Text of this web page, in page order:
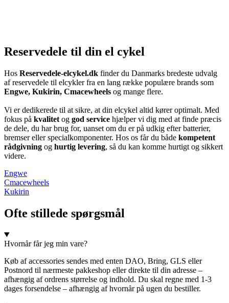
Reservedele til din el cykel
Hos Reservedele-elcykel.dk finder du Danmarks bredeste udvalg
af reservedele til elcykler fra en lang række populære brands som
Engwe, Kukirin, Cmacewheels og mange flere.
Vi er dedikerede til at sikre, at din elcykel altid kører optimalt. Med
fokus på kvalitet og god service hjælper vi dig med at finde præcis
de dele, du har brug for, uanset om du er på udkig efter batterier,
bremser eller specialkomponenter. Hos os får du både kompetent
rådgivning og hurtig levering, så du kan komme hurtigt og sikkert
videre.
Engwe
Cmacewheels
Kukirin
Ofte stillede spørgsmål
Hvornår får jeg min vare?
Køb af accessories sendes med enten DAO, Bring, GLS eller
Postnord til nærmeste pakkeshop eller direkte til din adresse –
afhængig af ordrens størrelse og indhold. Du skal regne med 1-3
dages forsendelse – afhængig af hvornår på ugen du bestiller.